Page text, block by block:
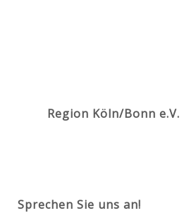
Region Köln/Bonn e.V.
Sprechen Sie uns an!